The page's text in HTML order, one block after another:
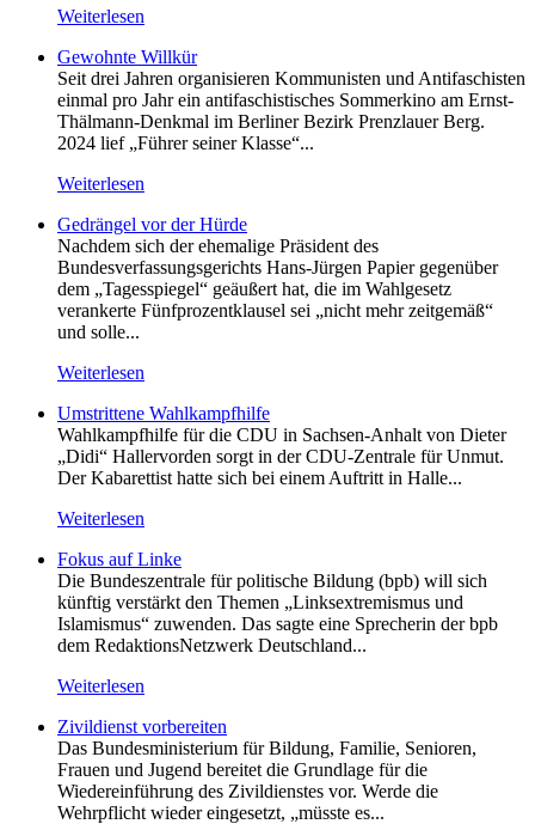
Weiterlesen
Gewohnte Willkür
Seit drei Jahren organisieren Kommunisten und Antifaschisten
einmal pro Jahr ein antifaschistisches Sommerkino am Ernst-
Thälmann-Denkmal im Berliner Bezirk Prenzlauer Berg.
2024 lief „Führer seiner Klasse“...
Weiterlesen
Gedrängel vor der Hürde
Nachdem sich der ehemalige Präsident des
Bundesverfassungsgerichts Hans-Jürgen Papier gegenüber
dem „Tagesspiegel“ geäußert hat, die im Wahlgesetz
verankerte Fünfprozentklausel sei „nicht mehr zeitgemäß“
und solle...
Weiterlesen
Umstrittene Wahlkampfhilfe
Wahlkampfhilfe für die CDU in Sachsen-Anhalt von Dieter
„Didi“ Hallervorden sorgt in der CDU-Zentrale für Unmut.
Der Kabarettist hatte sich bei einem Auftritt in Halle...
Weiterlesen
Fokus auf Linke
Die Bundeszentrale für politische Bildung (bpb) will sich
künftig verstärkt den Themen „Linksextremismus und
Islamismus“ zuwenden. Das sagte eine Sprecherin der bpb
dem RedaktionsNetzwerk Deutschland...
Weiterlesen
Zivildienst vorbereiten
Das Bundesministerium für Bildung, Familie, Senioren,
Frauen und Jugend bereitet die Grundlage für die
Wiedereinführung des Zivildienstes vor. Werde die
Wehrpflicht wieder eingesetzt, „müsste es...